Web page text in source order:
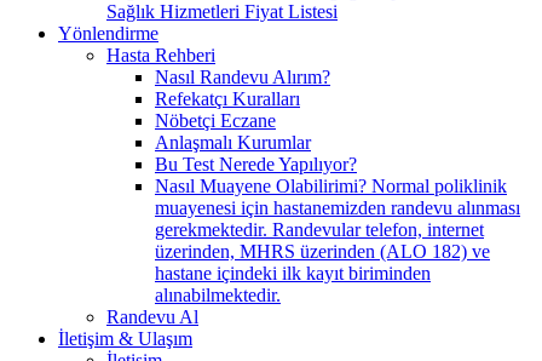
Sağlık Hizmetleri Fiyat Listesi
Yönlendirme
Hasta Rehberi
Nasıl Randevu Alırım?
Refekatçı Kuralları
Nöbetçi Eczane
Anlaşmalı Kurumlar
Bu Test Nerede Yapılıyor?
Nasıl Muayene Olabilirimi? Normal poliklinik
muayenesi için hastanemizden randevu alınması
gerekmektedir. Randevular telefon, internet
üzerinden, MHRS üzerinden (ALO 182) ve
hastane içindeki ilk kayıt biriminden
alınabilmektedir.
Randevu Al
İletişim & Ulaşım